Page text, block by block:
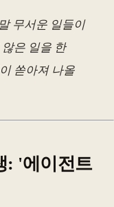
무서운 일들이
은 일을 한
쏟아져 나올
: '에이전트